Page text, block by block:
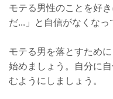
モテる男性のことを好
だ...」と自信がなくなっ
モテる男を落とすため
始めましょう。自分に
むようにしましょう。